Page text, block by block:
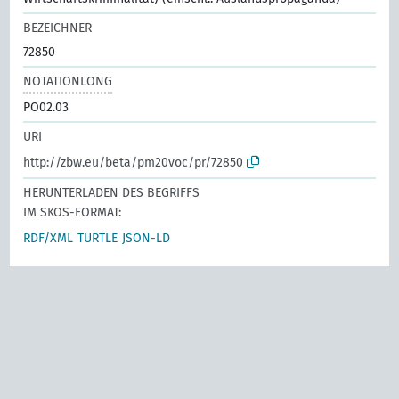
BEZEICHNER
72850
NOTATIONLONG
PO02.03
URI
http://zbw.eu/beta/pm20voc/pr/72850
HERUNTERLADEN DES BEGRIFFS
IM SKOS-FORMAT:
RDF/XML TURTLE JSON-LD